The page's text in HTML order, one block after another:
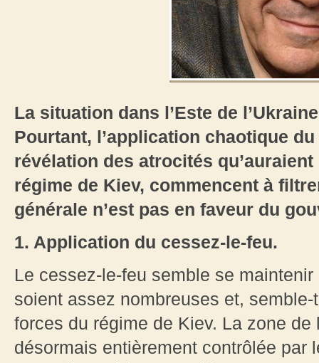
La situation dans l’Este de
Pourtant, l’application chaotique
révélation des atrocités
régime de Kiev, commencent à
générale n’est pas en faveur du
1. Application du cessez-le-feu.
Le cessez-le-feu semble se
soient assez nombreuses et,
forces du régime de Kiev. La zone de
désormais entièrement contrôlée par